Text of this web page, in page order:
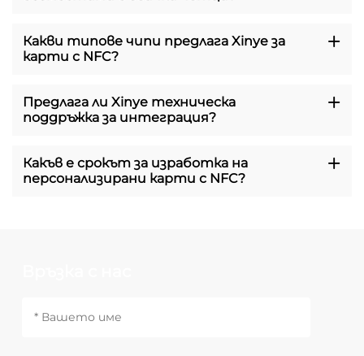
Какви типове чипи предлага Xinye за
карти с NFC?
Предлага ли Xinye техническа
поддръжка за интеграция?
Какъв е срокът за изработка на
персонализирани карти с NFC?